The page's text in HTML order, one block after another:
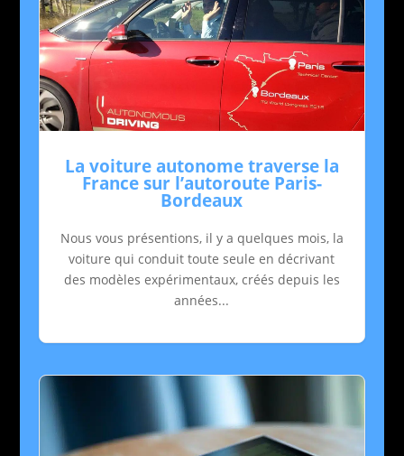
La voiture autonome traverse la
France sur l’autoroute Paris-
Bordeaux
Nous vous présentions, il y a quelques mois, la
voiture qui conduit toute seule en décrivant
des modèles expérimentaux, créés depuis les
années...